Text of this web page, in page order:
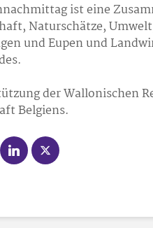
ist eine
Naturschätze,
und Eupen und
der Wallonischen
Belgiens.